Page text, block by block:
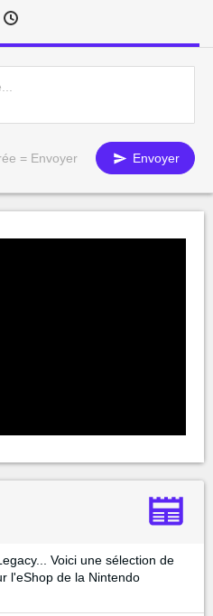
= Envoyer Envoyer
Voici une sélection de
l'eShop de la Nintendo